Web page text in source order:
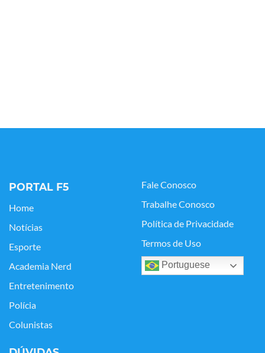
PORTAL F5
Home
Notícias
Esporte
Academia Nerd
Entretenimento
Polícia
Colunistas
Fale Conosco
Trabalhe Conosco
Política de Privacidade
Termos de Uso
Portuguese